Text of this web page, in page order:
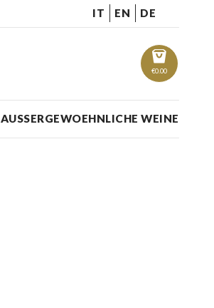
IT EN DE
€0.00
AUSSERGEWOEHNLICHE WEINE